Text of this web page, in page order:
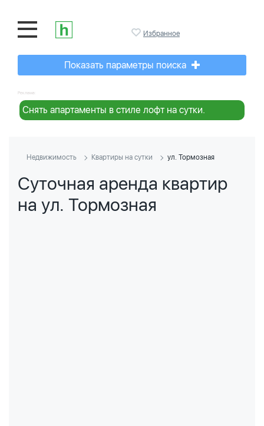
Избранное
Показать параметры поиска
Реклама:
Снять апартаменты в стиле лофт на сутки.
Недвижимость Квартиры на сутки ул. Тормозная
Суточная аренда квартир
на ул. Тормозная